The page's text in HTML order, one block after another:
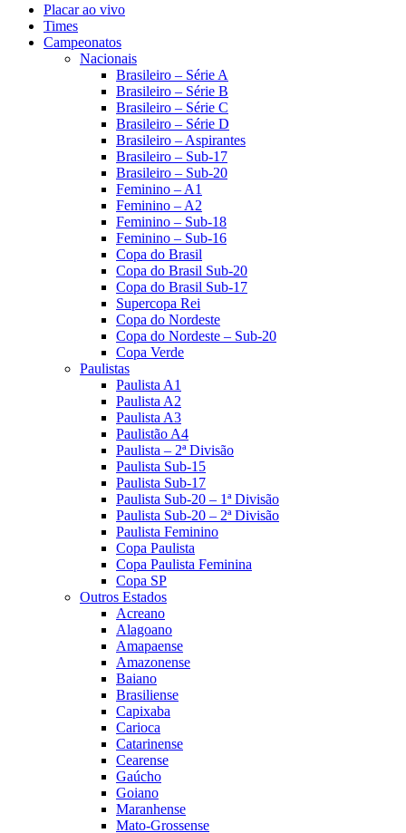
Placar ao vivo
Times
Campeonatos
Nacionais
Brasileiro – Série A
Brasileiro – Série B
Brasileiro – Série C
Brasileiro – Série D
Brasileiro – Aspirantes
Brasileiro – Sub-17
Brasileiro – Sub-20
Feminino – A1
Feminino – A2
Feminino – Sub-18
Feminino – Sub-16
Copa do Brasil
Copa do Brasil Sub-20
Copa do Brasil Sub-17
Supercopa Rei
Copa do Nordeste
Copa do Nordeste – Sub-20
Copa Verde
Paulistas
Paulista A1
Paulista A2
Paulista A3
Paulistão A4
Paulista – 2ª Divisão
Paulista Sub-15
Paulista Sub-17
Paulista Sub-20 – 1ª Divisão
Paulista Sub-20 – 2ª Divisão
Paulista Feminino
Copa Paulista
Copa Paulista Feminina
Copa SP
Outros Estados
Acreano
Alagoano
Amapaense
Amazonense
Baiano
Brasiliense
Capixaba
Carioca
Catarinense
Cearense
Gaúcho
Goiano
Maranhense
Mato-Grossense